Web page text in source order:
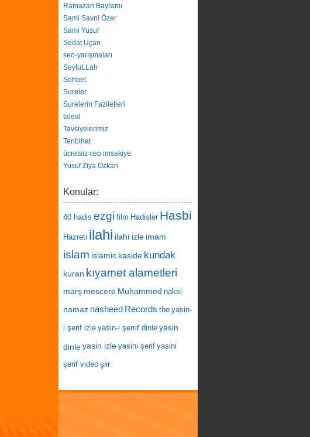
Ramazan Bayramı
Sami Savni Özer
Sami Yusuf
Sedat Uçan
seo-yarışmaları
SeyfuLLah
Sohbet
Sureler
Surelerin Faziletleri
taleal
Tavsiyelerimiz
Tenbihat
ücretsiz cep imsakiye
Yusuf Ziya Özkan
Konular:
40 hadis ezgi film Hadisler Hasbi
Hazreti ilahi ilahi izle imam
islam islamic kaside kundak
kuran kıyamet alametleri
marş mescere Muhammed naksi
namaz nasheed Records the yasin-
i şerif izle yasin-i şerrif dinle yasin
dinle yasin izle yasini şerif yasini
şerif video şiir